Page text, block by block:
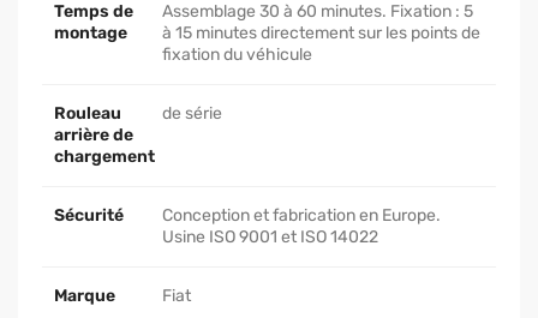
Temps de
montage
Assemblage 30 à 60 minutes. Fixation : 5
à 15 minutes directement sur les points de
fixation du véhicule
Rouleau
arrière de
chargement
de série
Sécurité
Conception et fabrication en Europe.
Usine ISO 9001 et ISO 14022
Marque Fiat